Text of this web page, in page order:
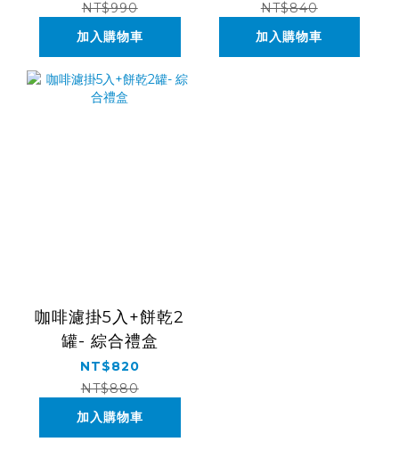
NT$990
加入購物車
力/紅烏龍曲奇
NT$840
加入購物車
咖啡濾掛5入+餅乾2
罐- 綜合禮盒
NT$820
NT$880
加入購物車